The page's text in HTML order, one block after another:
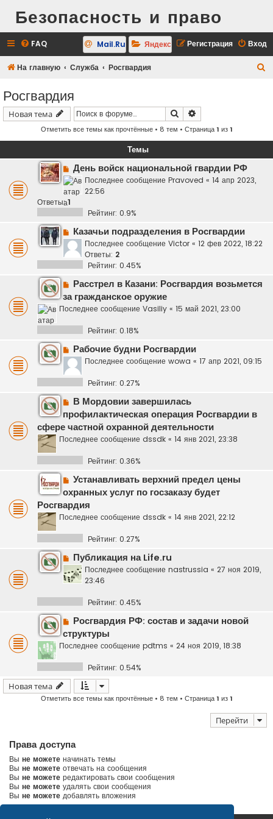
Безопасность и право
FAQ Вход
Регистрация
Mail.Ru Яндекс
На главную Служба Росгвардия
Росгвардия
Новая тема Поиск
Отметить все темы как прочтённые• 8 тем • Страница1 из1
Темы
День войск национальной гвардии РФ
Последнее сообщение Pravoved « 14 апр 2023,
22:56
Ответы:1
Рейтинг: 0.9%
Казачьи подразделения в Росгвардии
Последнее сообщение Victor « 12 фев 2022, 18:22
Ответы: 2
Рейтинг: 0.45%
Расстрел в Казани: Росгвардия возьмется
за гражданское оружие
Последнее сообщение Vasiliy « 15 май 2021, 23:00
Рейтинг: 0.18%
Рабочие будни Росгвардии
Последнее сообщение wowa « 17 апр 2021, 09:15
Рейтинг: 0.27%
В Мордовии завершилась
профилактическая операция Росгвардии в
сфере частной охранной деятельности
Последнее сообщение dssdk « 14 янв 2021, 23:38
Рейтинг: 0.36%
Устанавливать верхний предел цены
охранных услуг по госзаказу будет
Росгвардия
Последнее сообщение dssdk « 14 янв 2021, 22:12
Рейтинг: 0.27%
Публикация на Life.ru
Последнее сообщение nastrussia « 27 ноя 2019,
23:46
Рейтинг: 0.45%
Росгвардия РФ: состав и задачи новой
структуры
Последнее сообщение pdtms « 24 ноя 2019, 18:38
Рейтинг: 0.54%
Новая тема
Отметить все темы как прочтённые• 8 тем • Страница1 из1
Перейти
Права доступа
Вы не можете начинать темы
Вы не можете отвечать на сообщения
Вы не можете редактировать свои сообщения
Вы не можете удалять свои сообщения
Вы не можете добавлять вложения